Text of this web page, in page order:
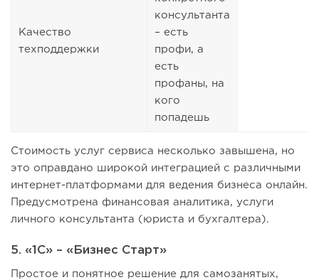
Качество
техподдержки
консультанта
– есть
профи, а
есть
профаны, на
кого
попадешь
Стоимость услуг сервиса несколько завышена, но
это оправдано широкой интеграцией с различными
интернет-платформами для ведения бизнеса онлайн.
Предусмотрена финансовая аналитика, услуги
личного консультанта (юриста и бухгалтера).
5. «1С» – «Бизнес Старт»
Простое и понятное решение для самозанятых,